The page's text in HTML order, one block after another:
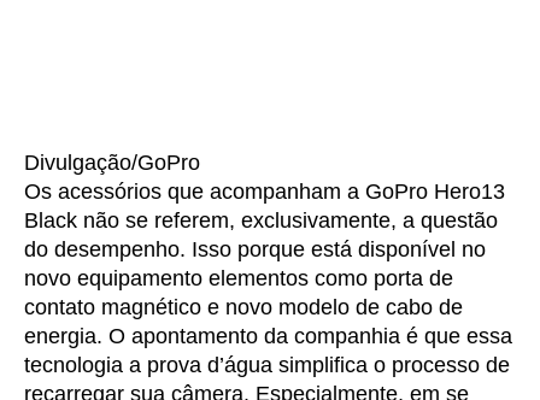
Divulgação/GoPro
Os acessórios que acompanham a GoPro Hero13
Black não se referem, exclusivamente, a questão
do desempenho. Isso porque está disponível no
novo equipamento elementos como porta de
contato magnético e novo modelo de cabo de
energia. O apontamento da companhia é que essa
tecnologia a prova d’água simplifica o processo de
recarregar sua câmera. Especialmente, em se